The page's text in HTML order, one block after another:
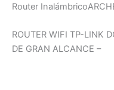
Router
ROUTER WIFI TP-LINK
DE GRAN ALCANCE –